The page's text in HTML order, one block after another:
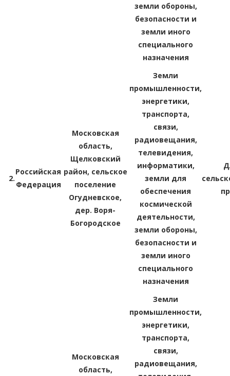
земли обороны,
безопасности и
земли иного
специального
назначения
2.
Российская
Федерация
Московская
область,
Щелковский
район, сельское
поселение
Огудневское,
дер. Воря-
Богородское
Земли
промышленности,
энергетики,
транспорта,
связи,
радиовещания,
телевидения,
информатики,
земли для
обеспечения
космической
деятельности,
земли обороны,
безопасности и
земли иного
специального
назначения
Московская
область,
Земли
промышленности,
энергетики,
транспорта,
связи,
радиовещания,